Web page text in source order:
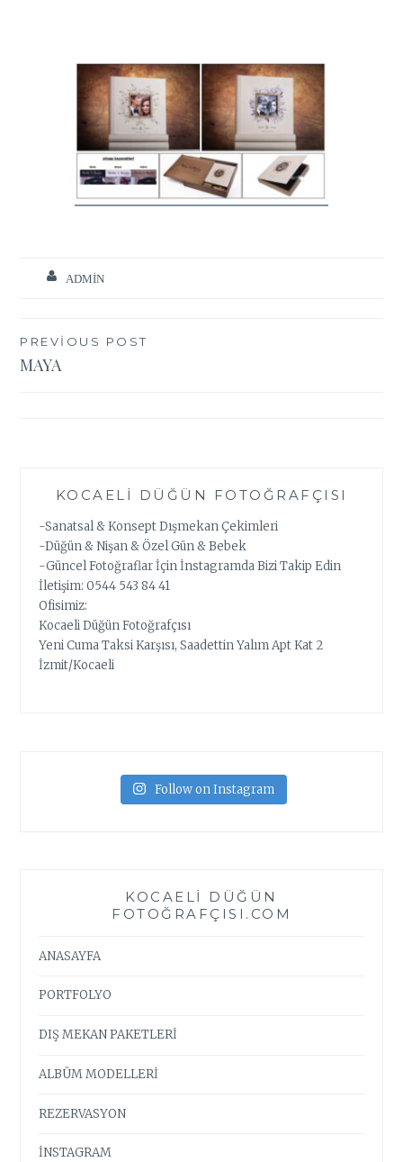
ADMIN
Yazı
gezinmesi
PREVIOUS POST
MAYA
KOCAELI DÜĞÜN FOTOĞRAFÇISI
-Sanatsal & Konsept Dışmekan Çekimleri
-Düğün & Nişan & Özel Gün & Bebek
-Güncel Fotoğraflar İçin İnstagramda Bizi Takip Edin
İletişim: 0544 543 84 41
Ofisimiz:
Kocaeli Düğün Fotoğrafçısı
Yeni Cuma Taksi Karşısı, Saadettin Yalım Apt Kat 2
İzmit/Kocaeli
Follow on Instagram
KOCAELI DÜĞÜN
FOTOĞRAFÇISI.COM
ANASAYFA
PORTFOLYO
DIŞ MEKAN PAKETLERİ
ALBÜM MODELLERİ
REZERVASYON
İNSTAGRAM